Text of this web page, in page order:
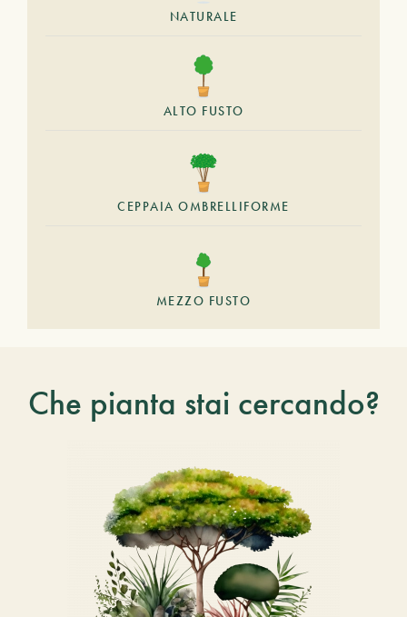
NATURALE
ALTO FUSTO
CEPPAIA OMBRELLIFORME
MEZZO FUSTO
Che pianta stai cercando?